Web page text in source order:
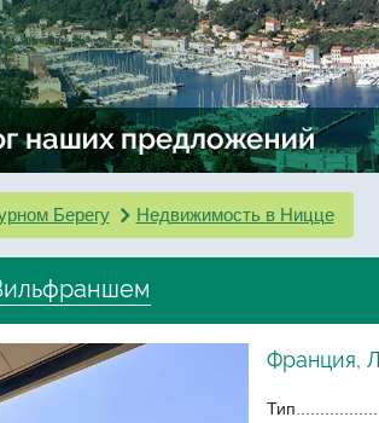
Берегу Недвижимость в Ницце
Франция,
Тип